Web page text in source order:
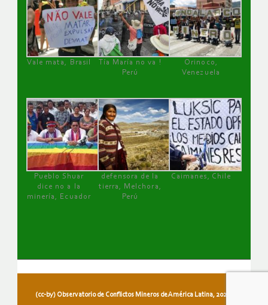
Vale mata, Brasil
Tía María no va !
Perú
Orinoco,
Venezuela
Pueblo Shuar
dice no a la
minería, Ecuador
defensora de la
tierra, Melchora,
Perú
Caimanes, Chile
(cc-by) Observatorio de Conflictos Mineros de América Latina, 2026